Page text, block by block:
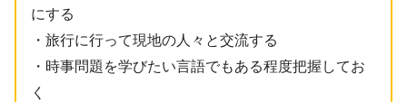
にする
・旅行に行って現地の人々と交流する
・時事問題を学びたい言語でもある程度把握してお
く